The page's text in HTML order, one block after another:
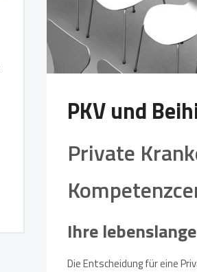
PKV und
Private
Ihre
Die Entscheidung für eine